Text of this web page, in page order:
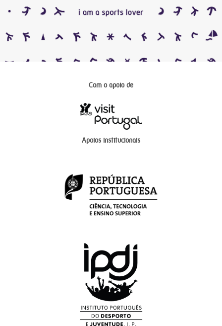
Com o apoio de
Apoios institucionais